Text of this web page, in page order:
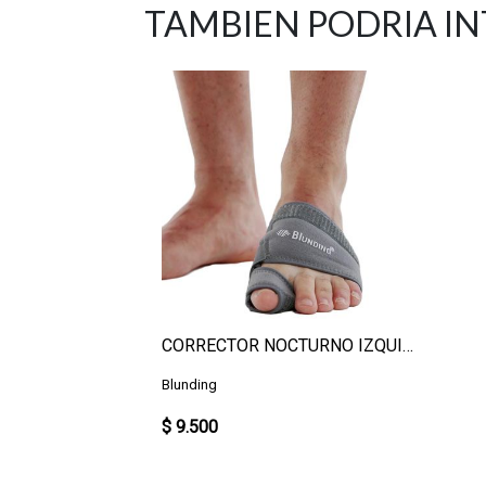
TAMBIEN PODRIA
CORRECTOR NOCTURNO IZQUIERDO L
Blunding
$ 9.500